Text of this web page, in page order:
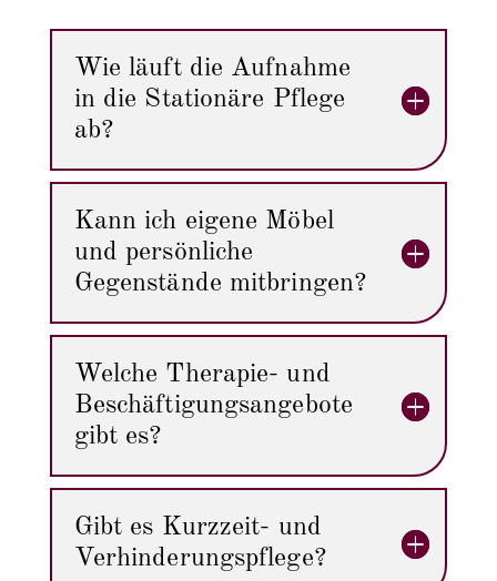
Wie läuft die Aufnahme
in die Stationäre Pflege
ab?
Kann ich eigene Möbel
und persönliche
Gegenstände mitbringen?
Welche Therapie- und
Beschäftigungsangebote
gibt es?
Gibt es Kurzzeit- und
Verhinderungspflege?